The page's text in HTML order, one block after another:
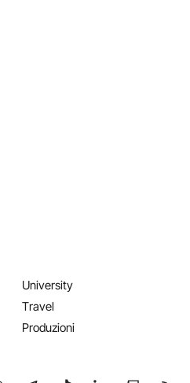
University
Travel
Produzioni